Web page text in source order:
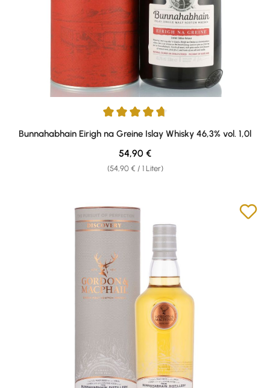
Durchschnittliche Bewertung von 4.87 von 5 Sternen
Bunnahabhain Eirigh na Greine Islay Whisky 46,3% vol. 1,0l
(54,90 € / 1 Liter)
Regulärer Preis:
54,90 €